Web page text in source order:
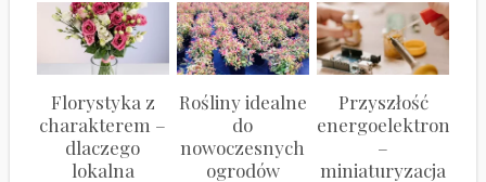
Florystyka z
charakterem –
dlaczego
lokalna
Rośliny idealne
do
nowoczesnych
ogrodów
Przyszłość
energoelektroniki
–
miniaturyzacja